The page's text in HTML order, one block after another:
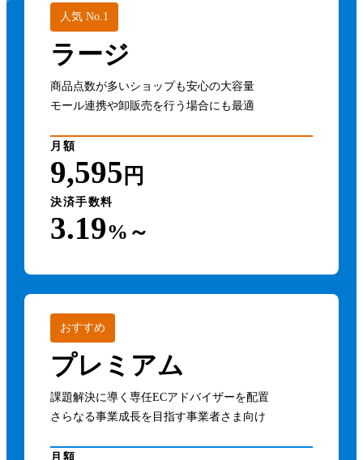
人気 No.1
ラージ
商品点数が多いショップも安心の大容量
モール連携や卸販売を行う場合にも最適
月額
9,595 円
決済手数料
3.19%～
おすすめ
プレミアム
課題解決に導く専任ECアドバイザーを配置
さらなる事業成長を目指す事業者さま向け
月額